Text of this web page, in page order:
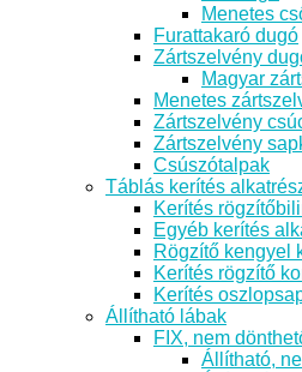
Menetes
Furattakaró dugó
Zártszelvény
Magyar
Menetes
Zártszelvény
Zártszelvény
Csúszótalpak
Táblás kerítés
Kerítés
Egyéb kerítés
Rögzítő kengyel
Kerítés rögzítő
Kerítés
Állítható lábak
FIX, nem
Állítható,